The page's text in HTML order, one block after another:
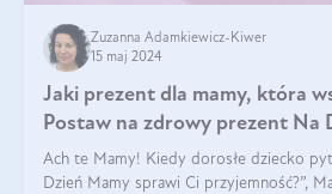
Zuzanna Adamkiewicz-Kiwer
15 maj 2024
Jaki prezent dla mamy, która
Postaw na zdrowy prezent Na
Ach te Mamy! Kiedy dorosłe dziecko
Dzień Mamy sprawi Ci przyjemność?”,